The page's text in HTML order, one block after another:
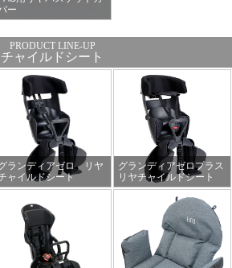
ー
チャイルドシート
ランディアゼロ リヤ
ャイルドシート
グランディアゼロプラス
リヤチャイルドシート